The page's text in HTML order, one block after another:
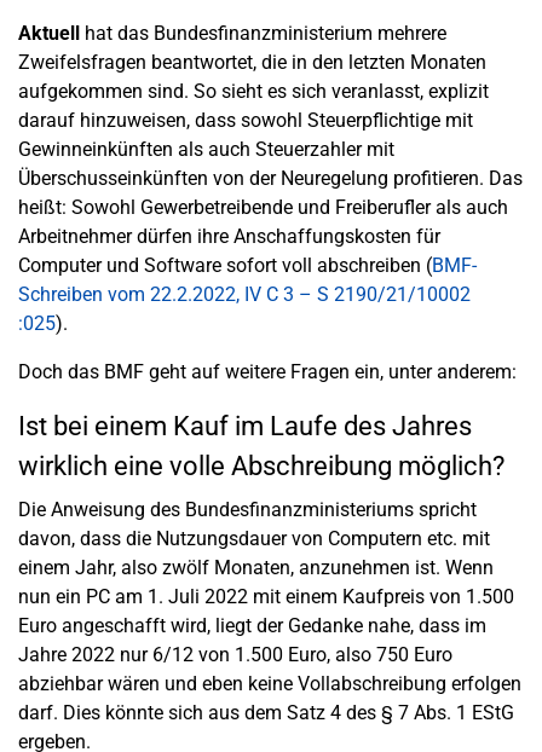
Aktuell hat das Bundesfinanzministerium mehrere
Zweifelsfragen beantwortet, die in den letzten Monaten
aufgekommen sind. So sieht es sich veranlasst, explizit
darauf hinzuweisen, dass sowohl Steuerpflichtige mit
Gewinneinkünften als auch Steuerzahler mit
Überschusseinkünften von der Neuregelung profitieren. Das
heißt: Sowohl Gewerbetreibende und Freiberufler als auch
Arbeitnehmer dürfen ihre Anschaffungskosten für
Computer und Software sofort voll abschreiben (BMF-
Schreiben vom 22.2.2022, IV C 3 – S 2190/21/10002
:025).
Doch das BMF geht auf weitere Fragen ein, unter anderem:
Ist bei einem Kauf im Laufe des Jahres
wirklich eine volle Abschreibung möglich?
Die Anweisung des Bundesfinanzministeriums spricht
davon, dass die Nutzungsdauer von Computern etc. mit
einem Jahr, also zwölf Monaten, anzunehmen ist. Wenn
nun ein PC am 1. Juli 2022 mit einem Kaufpreis von 1.500
Euro angeschafft wird, liegt der Gedanke nahe, dass im
Jahre 2022 nur 6/12 von 1.500 Euro, also 750 Euro
abziehbar wären und eben keine Vollabschreibung erfolgen
darf. Dies könnte sich aus dem Satz 4 des § 7 Abs. 1 EStG
ergeben.